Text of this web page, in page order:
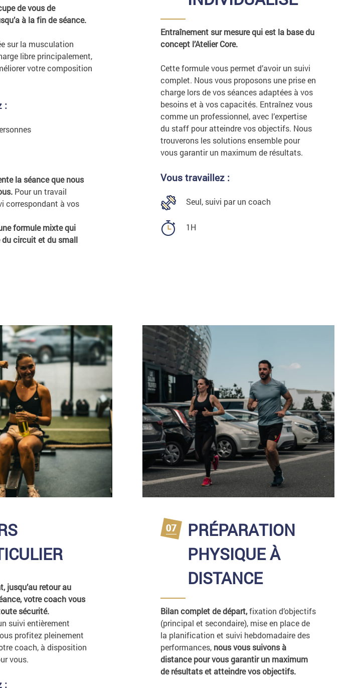
de vous de
à la fin de séance.
sur la musculation
libre principalement,
votre composition
:
la séance que nous
Pour un travail
correspondant à vos
formule mixte qui
du circuit et du small
Entraînement sur mesure qui est la base du
concept l’Atelier Core.
Cette formule vous permet d’avoir un suivi
complet. Nous vous proposons une prise en
charge lors de vos séances adaptées à vos
besoins et à vos capacités. Entraînez vous
comme un professionnel, avec l’expertise
du staff pour atteindre vos objectifs. Nous
trouverons les solutions ensemble pour
vous garantir un maximum de résultats.
Vous travaillez :
Seul, suivi par un coach
1H
jusqu’au retour au
votre coach vous
sécurité.
suivi entièrement
profitez pleinement
coach, à disposition
vous.
:
PRÉPARATION
PHYSIQUE À
DISTANCE
Bilan complet de départ,fixation d’objectifs
(principal et secondaire), mise en place de
la planification et suivi hebdomadaire des
performances, nous vous suivons à
distance pour vous garantir un maximum
de résultats et atteindre vos objectifs.